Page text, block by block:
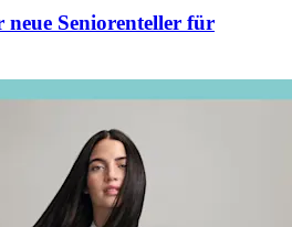
neue Seniorenteller für